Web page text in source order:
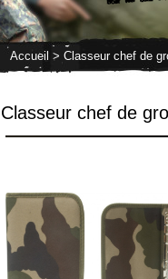
Accueil > Classeur chef de
Classeur chef de